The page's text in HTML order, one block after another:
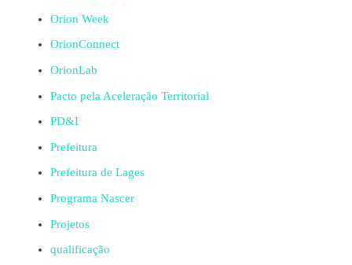
Orion Week
OrionConnect
OrionLab
Pacto pela Aceleração Territorial
PD&I
Prefeitura
Prefeitura de Lages
Programa Nascer
Projetos
qualificação